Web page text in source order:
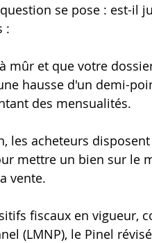
se pose : est-il
:
mûr et que votre
hausse d'un demi-
des mensualités.
les acheteurs
mettre un bien sur le
vente.
fiscaux en vigueur,
(LMNP), le Pinel